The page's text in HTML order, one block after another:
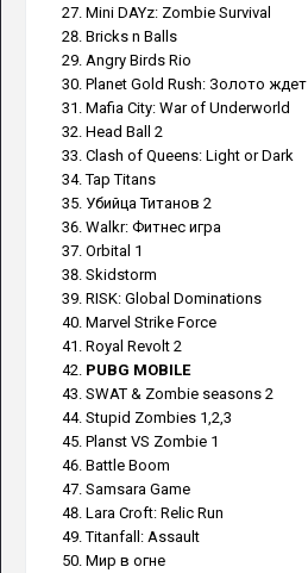
Mini DAYz: Zombie Survival
Bricks n Balls
Angry Birds Rio
Planet Gold Rush: Золото ждет
Mafia City: War of Underworld
Head Ball 2
Clash of Queens: Light or Dark
Tap Titans
Убийца Титанов 2
Walkr: Фитнес игра
Orbital 1
Skidstorm
RISK: Global Dominations
Marvel Strike Force
Royal Revolt 2
PUBG MOBILE
SWAT & Zombie seasons 2
Stupid Zombies 1,2,3
Planst VS Zombie 1
Battle Boom
Samsara Game
Lara Croft: Relic Run
Titanfall: Assault
Мир в огне